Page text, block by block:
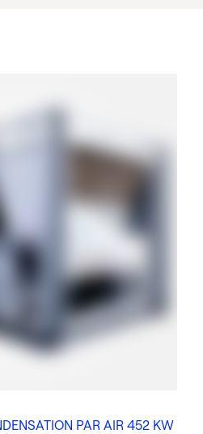
PAR AIR 452 KW